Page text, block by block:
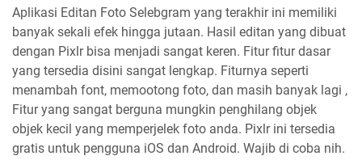
Aplikasi Editan Foto Selebgram yang terakhir ini memiliki
banyak sekali efek hingga jutaan. Hasil editan yang dibuat
dengan Pixlr bisa menjadi sangat keren. Fitur fitur dasar
yang tersedia disini sangat lengkap. Fiturnya seperti
menambah font, memootong foto, dan masih banyak lagi ,
Fitur yang sangat berguna mungkin penghilang objek
objek kecil yang memperjelek foto anda. Pixlr ini tersedia
gratis untuk pengguna iOS dan Android. Wajib di coba nih.